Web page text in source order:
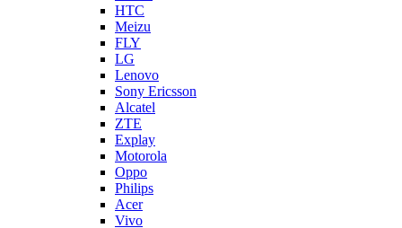
HTC
Meizu
FLY
LG
Lenovo
Sony Ericsson
Alcatel
ZTE
Explay
Motorola
Oppo
Philips
Acer
Vivo